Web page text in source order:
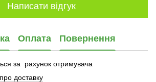
Написати відгук
Оплата Повернення
за рахунок отримувача
доставку